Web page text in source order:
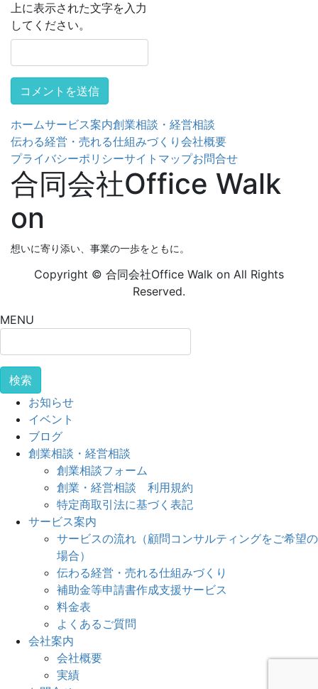
上に表示された文字を入力
してください。
ホームサービス案内創業相談・経営相談
伝わる経営・売れる仕組みづくり 会社概要
プライバシーポリシーサイトマップお問合せ
合同会社Office Walk
on
想いに寄り添い、事業の一歩をともに。
Copyright © 合同会社Office Walk on All Rights
Reserved.
MENU
索:
お知らせ
イベント
ブログ
創業相談・経営相談
創業相談フォーム
創業・経営相談 利用規約
特定商取引法に基づく表記
サービス案内
サービスの流れ（顧問コンサルティングをご希望の
場合）
伝わる経営・売れる仕組みづくり
補助金等申請書作成支援サービス
料金表
よくあるご質問
会社案内
会社概要
実績